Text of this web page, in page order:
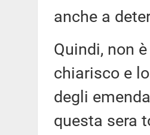
anche a
Quindi, non
chiarisco e
degli
questa sera